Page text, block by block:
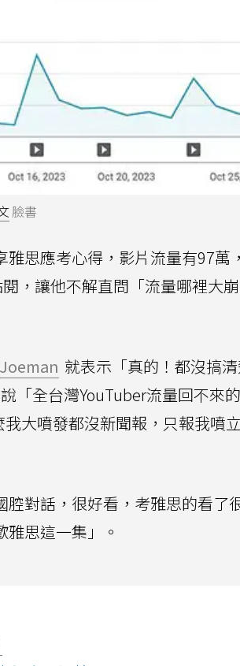
臉書
思應考心得，影片流量有97萬
，讓他不解直問「流量哪裡大
Joeman 就表示「真的！都沒搞
「全台灣YouTuber流量回不來
大噴發都沒新聞報，只報我噴
對話，很好看，考雅思的看了
思這一集」。